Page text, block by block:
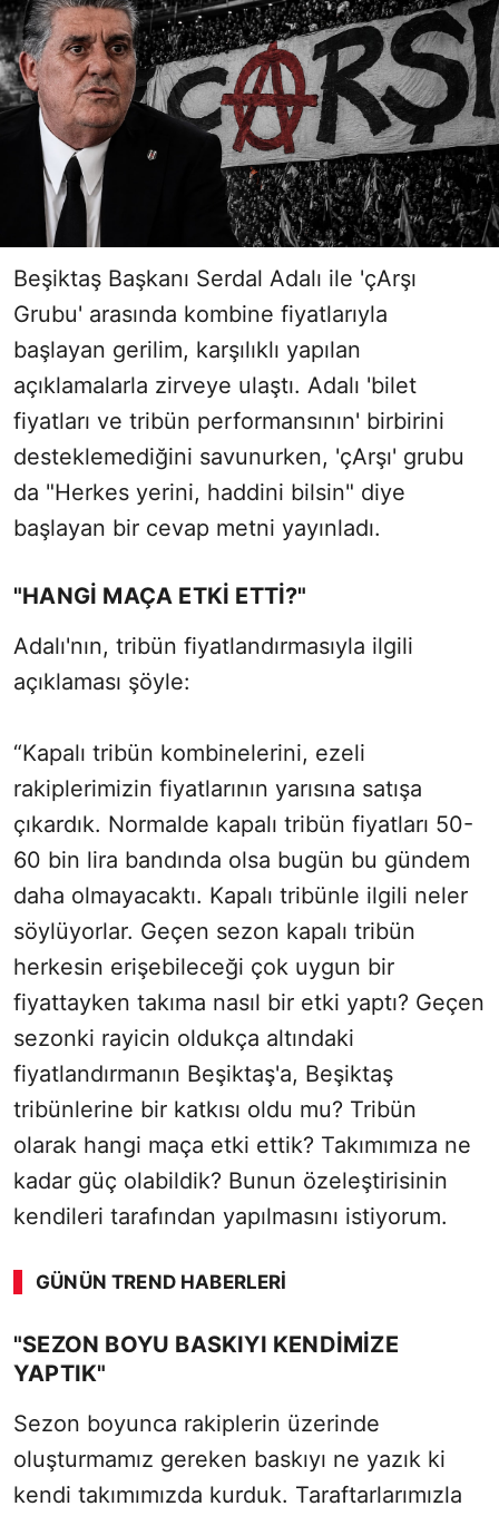
Beşiktaş Başkanı Serdal Adalı ile 'çArşı
Grubu' arasında kombine fiyatlarıyla
başlayan gerilim, karşılıklı yapılan
açıklamalarla zirveye ulaştı. Adalı 'bilet
fiyatları ve tribün performansının' birbirini
desteklemediğini savunurken, 'çArşı' grubu
da "Herkes yerini, haddini bilsin" diye
başlayan bir cevap metni yayınladı.
"HANGİ MAÇA ETKİ ETTİ?"
Adalı'nın, tribün fiyatlandırmasıyla ilgili
açıklaması şöyle:
“Kapalı tribün kombinelerini, ezeli
rakiplerimizin fiyatlarının yarısına satışa
çıkardık. Normalde kapalı tribün fiyatları 50-
60 bin lira bandında olsa bugün bu gündem
daha olmayacaktı. Kapalı tribünle ilgili neler
söylüyorlar. Geçen sezon kapalı tribün
herkesin erişebileceği çok uygun bir
fiyattayken takıma nasıl bir etki yaptı? Geçen
sezonki rayicin oldukça altındaki
fiyatlandırmanın Beşiktaş'a, Beşiktaş
tribünlerine bir katkısı oldu mu? Tribün
olarak hangi maça etki ettik? Takımımıza ne
kadar güç olabildik? Bunun özeleştirisinin
kendileri tarafından yapılmasını istiyorum.
GÜNÜN TREND HABERLERI
"SEZON BOYU BASKIYI KENDİMİZE
YAPTIK"
Sezon boyunca rakiplerin üzerinde
oluşturmamız gereken baskıyı ne yazık ki
kendi takımımızda kurduk. Taraftarlarımızla